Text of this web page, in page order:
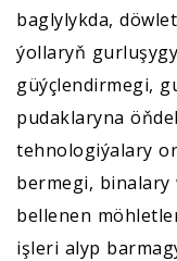
baglylykda,
ýollaryň
güýçlendirmegi,
pudaklaryna
tehnologiýalary
bermegi,
bellenen
işleri alyp